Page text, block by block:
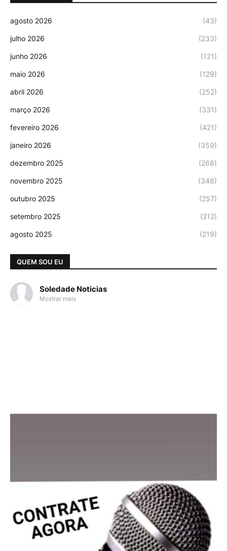
agosto 2026 (43)
julho 2026 (233)
junho 2026 (121)
maio 2026 (129)
abril 2026 (252)
março 2026 (331)
fevereiro 2026 (421)
janeiro 2026 (359)
dezembro 2025 (268)
novembro 2025 (348)
outubro 2025 (257)
setembro 2025 (212)
agosto 2025 (219)
QUEM SOU EU
Soledade Noticias
Mostrar mais